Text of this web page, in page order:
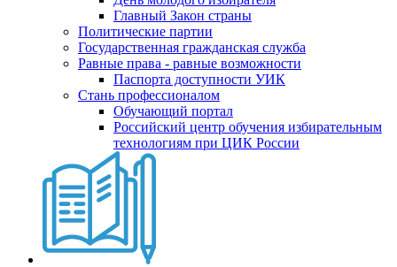
Главный Закон страны
Политические партии
Государственная гражданская служба
Равные права - равные возможности
Паспорта доступности УИК
Стань профессионалом
Обучающий портал
Российский центр обучения избирательным
технологиям при ЦИК России